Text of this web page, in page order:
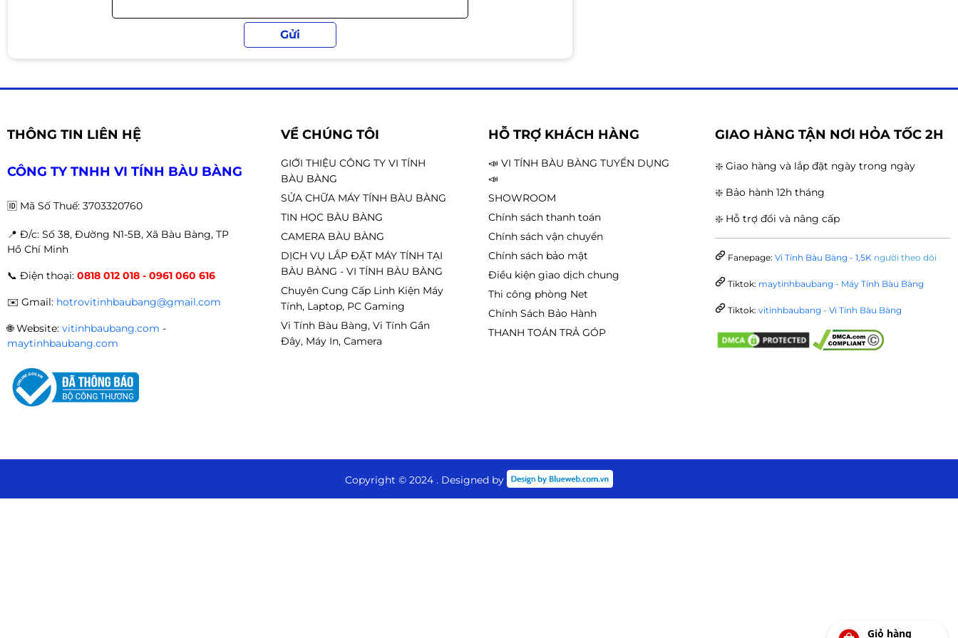
(Case không kèm fan)
Cổng kết nối
1 × USB 3.0
1 × HD Audio
Phù hợp sử dụng
✔ Case kính cường lực nhỏ gọn
✔ Phù hợp VGA 2 fan
✔ Hỗ trợ tản nước 240mm 💻
THÔNG TIN LIÊN HỆ
CÔNG TY TNHH VI TÍNH BÀU BÀNG
🆔 Mã Số Thuế: 3703320760
📍 Đ/c: Số 38, Đường N1-5B, Xã Bàu Bàng, TP
Hồ Chí Minh
📞 Điện thoại: 0818 012 018 - 0961 060 616
✉️ Gmail: hotrovitinhbaubang@gmail.com
🌐Website: vitinhbaubang.com -
maytinhbaubang.com
VỀ CHÚNG TÔI
GIỚI THIỆU CÔNG TY VI TÍNH
BÀU BÀNG
SỬA CHỮA MÁY TÍNH BÀU BÀNG
TIN HỌC BÀU BÀNG
CAMERA BÀU BÀNG
DỊCH VỤ LẮP ĐẶT MÁY TÍNH TẠI
BÀU BÀNG - VI TÍNH BÀU BÀNG
Chuyên Cung Cấp Linh Kiện Máy
Tính, Laptop, PC Gaming
Vi Tính Bàu Bàng, Vi Tính Gần
Đây, Máy In, Camera
HỖ TRỢ KHÁCH HÀNG
📣 VI TÍNH BÀU BÀNG TUYỂN DỤNG
📣
SHOWROOM
Chính sách thanh toán
Chính sách vận chuyển
Chính sách bảo mật
Điều kiện giao dịch chung
Thi công phòng Net
Chính Sách Bảo Hành
THANH TOÁN TRẢ GÓP
GIAO HÀNG TẬN NƠI HỎA TỐC 2H
❇️ Giao hàng và lắp đặt ngày trong ngày
❇️ Bảo hành 12h tháng
❇️ Hỗ trợ đổi và nâng cấp
Fanepage: Vi Tính Bàu Bàng - 1,5K người theo dõi
Tiktok: maytinhbaubang - Máy Tính Bàu Bàng
Tiktok: vitinhbaubang - Vi Tính Bàu Bàng
Copyright © 2024 . Designed by
Giỏ hàng